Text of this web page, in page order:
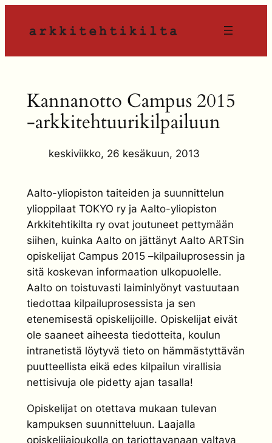
sisältöön
Kannanotto Campus 2015
-arkkitehtuurikilpailuun
keskiviikko, 26 kesäkuun, 2013
Aalto-yliopiston taiteiden ja suunnittelun
ylioppilaat TOKYO ry ja Aalto-yliopiston
Arkkitehtikilta ry ovat joutuneet pettymään
siihen, kuinka Aalto on jättänyt Aalto ARTSin
opiskelijat Campus 2015 –kilpailuprosessin ja
sitä koskevan informaation ulkopuolelle.
Aalto on toistuvasti laiminlyönyt vastuutaan
tiedottaa kilpailuprosessista ja sen
etenemisestä opiskelijoille. Opiskelijat eivät
ole saaneet aiheesta tiedotteita, koulun
intranetistä löytyvä tieto on hämmästyttävän
puutteellista eikä edes kilpailun virallisia
nettisivuja ole pidetty ajan tasalla!
Opiskelijat on otettava mukaan tulevan
kampuksen suunnitteluun. Laajalla
opiskelijajoukolla on tarjottavanaan valtava